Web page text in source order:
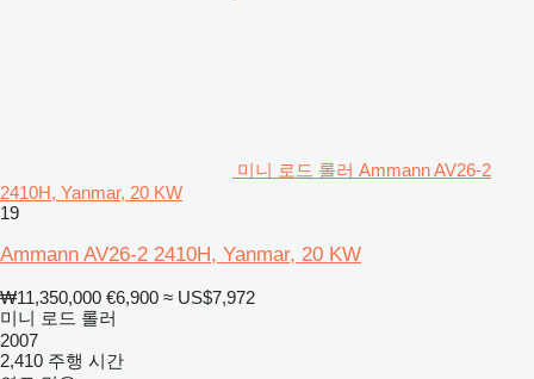
미니 로드 롤러 Ammann AV26-2
2410H, Yanmar, 20 KW
19
Ammann AV26-2 2410H, Yanmar, 20 KW
₩11,350,000 €6,900 ≈ US$7,972
미니 로드 롤러
2007
2,410 주행 시간